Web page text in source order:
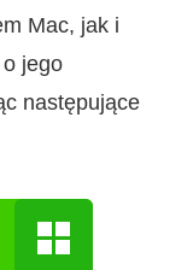
Mac, jak i
jego
następujące